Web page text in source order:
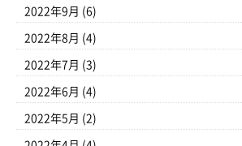
2022年9月 (6)
2022年8月 (4)
2022年7月 (3)
2022年6月 (4)
2022年5月 (2)